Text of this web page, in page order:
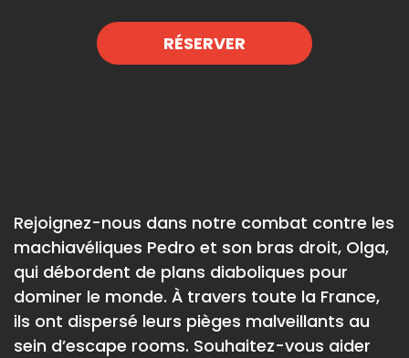
RÉSERVER
Rejoignez-nous dans notre combat contre les
machiavéliques Pedro et son bras droit, Olga,
qui débordent de plans diaboliques pour
dominer le monde. À travers toute la France,
ils ont dispersé leurs pièges malveillants au
sein d’escape rooms. Souhaitez-vous aider